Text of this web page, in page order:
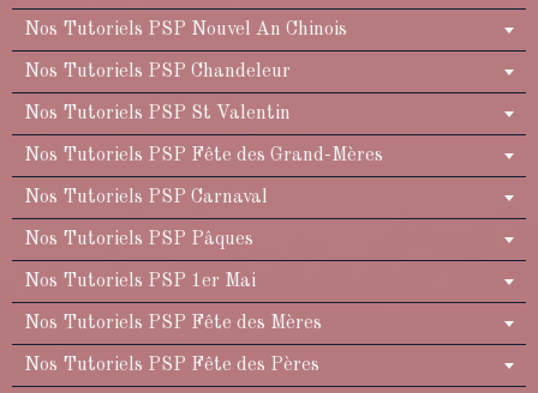
Nos Tutoriels PSP Nouvel An Chinois
Nos Tutoriels PSP Chandeleur
Nos Tutoriels PSP St Valentin
Nos Tutoriels PSP Fête des Grand-Mères
Nos Tutoriels PSP Carnaval
Nos Tutoriels PSP Pâques
Nos Tutoriels PSP 1er Mai
Nos Tutoriels PSP Fête des Mères
Nos Tutoriels PSP Fête des Pères